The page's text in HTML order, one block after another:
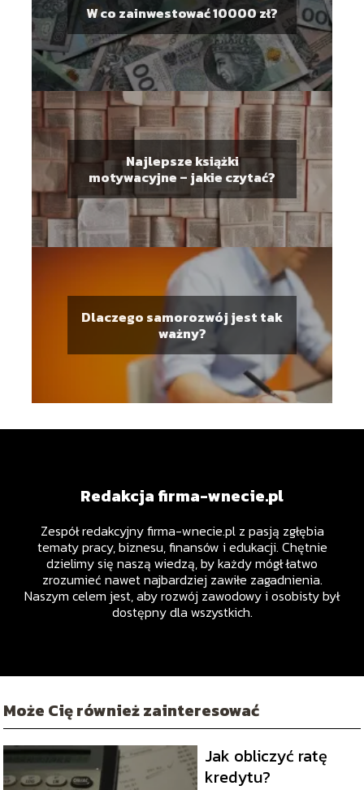
W co zainwestować 10000 zł?
Najlepsze książki
motywacyjne – jakie czytać?
Dlaczego samorozwój jest tak
ważny?
Redakcja firma-wnecie.pl
Zespół redakcyjny firma-wnecie.pl z pasją zgłębia
tematy pracy, biznesu, finansów i edukacji. Chętnie
dzielimy się naszą wiedzą, by każdy mógł łatwo
zrozumieć nawet najbardziej zawiłe zagadnienia.
Naszym celem jest, aby rozwój zawodowy i osobisty był
dostępny dla wszystkich.
Może Cię również zainteresować
Jak obliczyć ratę
kredytu?